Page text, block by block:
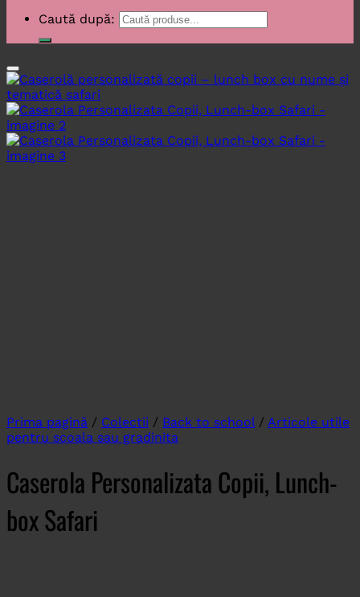
Caută după:
Prima pagină / Colectii / Back to school / Articole utile
pentru scoala sau gradinita
Caserola Personalizata Copii, Lunch-
box Safari